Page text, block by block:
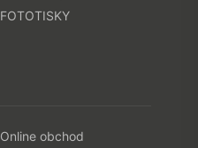
FOTOTISKY
Online obchod